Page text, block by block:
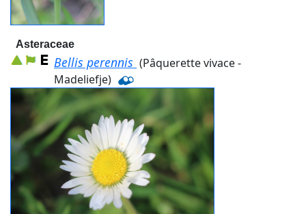
Asteraceae
Bellis perennis (Pâquerette vivace -
Madeliefje)